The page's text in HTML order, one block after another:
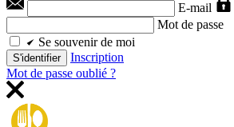
E-mail
Mot de passe
Se souvenir de moi
S'identifier
Inscription
Mot de passe oublié ?